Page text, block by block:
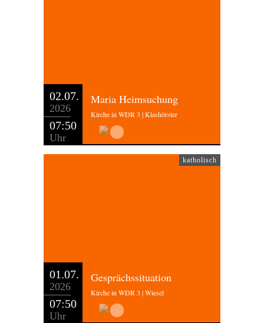
02.07.
2026
07:50
Uhr
Maria Heimsuchung
Kirche in WDR 3 | Klashörster
katholisch
01.07.
2026
07:50
Uhr
Gesprächssituation
Kirche in WDR 3 | Wiesel